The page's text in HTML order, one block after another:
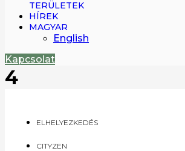
TERÜLETEK
HÍREK
MAGYAR
English
Kapcsolat
4
ELHELYEZKEDÉS
CITYZEN